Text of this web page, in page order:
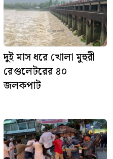
দুই মাস ধরে খোলা মুহুরী
রেগুলেটরের ৪০
জলকপাট